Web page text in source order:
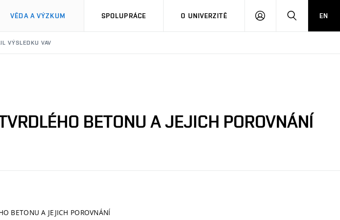
VĚDA A VÝZKUM SPOLUPRÁCE O UNIVERZITĚ
PŘIHLÁSIT HLEDATEN
VÝSLEDKU VAV
BETONU A JEJICH POROVNÁNÍ
BETONU A JEJICH POROVNÁNÍ